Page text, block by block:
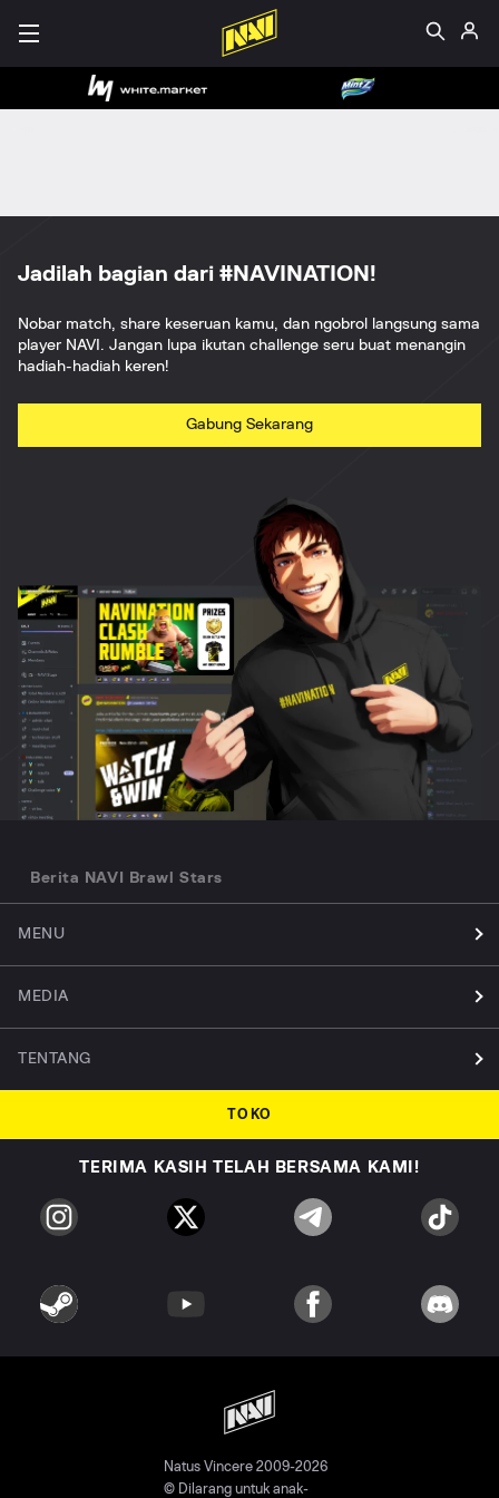
Jadilah bagian dari #NAVINATION!
Nobar match, share keseruan kamu, dan ngobrol langsung sama
player NAVI. Jangan lupa ikutan challenge seru buat menangin
hadiah-hadiah keren!
Gabung Sekarang
Berita NAVI Brawl Stars
MENU
MEDIA
TENTANG
TOKO
TERIMA KASIH TELAH BERSAMA KAMI!
Natus Vincere 2009-2026
© Dilarang untuk anak-